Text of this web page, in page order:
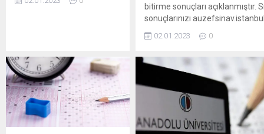
Fakültelerinde eğitimleri
oldukları her dersten 20 soru
yöneltilecek. Soruların
cevaplanması için sınav
süresi ise 30 dakika olarak
belirlendi. ATA AÖF sınav
giriş belgesini sorgulamak
bitirme sonuçları açıklanmıştır.
sonuçlarınızı
üzerinden görüntüleyebilirsiniz.
itirazlarınızın
AKSİS hesabınıza giriş yaparak
Yönetim Sistemi (ÖYS)’nde yer
İşlemleri menüsünden
sonuçlarına
itirazınızı aksis.istanbul.edu.tr
AKSİS hesabınıza giriş yaparak
02.01.2023 0